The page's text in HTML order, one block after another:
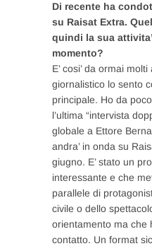
Di recente ha
su Raisat Extra.
quindi la sua
momento?
E’ cosi’ da ormai
giornalistico lo sento
principale. Ho da
l’ultima “intervista
globale a Ettore
andra’ in onda su
giugno. E’ stato un
interessante e che
parallele di
civile o dello
orientamento ma che
contatto. Un format